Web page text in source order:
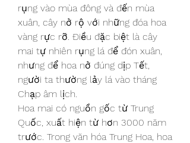
rụng vào mùa đông và đến mùa
xuân, cây nở rộ với những đóa hoa
vàng rực rỡ. Điều đặc biệt là cây
mai tự nhiên rụng lá để đón xuân,
nhưng để hoa nở đúng dịp Tết,
người ta thường lảy lá vào tháng
Chạp âm lịch.
Hoa mai có nguồn gốc từ Trung
Quốc, xuất hiện từ hơn 3000 năm
trước. Trong văn hóa Trung Hoa, hoa